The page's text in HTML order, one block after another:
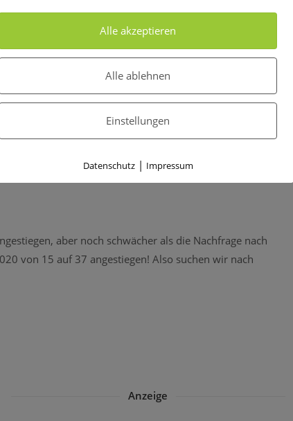
von 12 auf 25 erhöht.
Produkten nicht relevant.
lässt sich einfach erklären, die Antwort heißt
und Tablets. Dabei lassen wir mal den größten
aber noch schwächer als die Nachfrage nach
von 15 auf 37 angestiegen! Also suchen wir nach
Anzeige
Alle akzeptieren
Alle ablehnen
Einstellungen
Datenschutz| Impressum